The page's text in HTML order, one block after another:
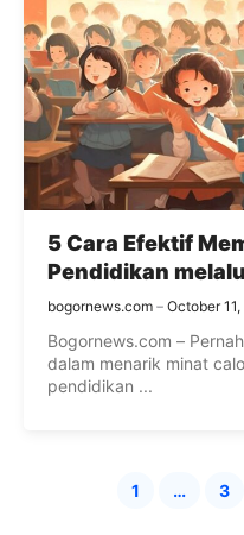
5 Cara Efektif
Pendidikan
bogornews.com October
Bogornews.com –
dalam menarik minat
pendidikan ...
Page
1 … 3